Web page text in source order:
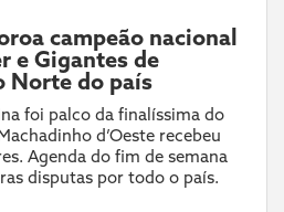
campeão nacional
e Gigantes de
Norte do país
foi palco da finalíssima do
d’Oeste recebeu
Agenda do fim de semana
disputas por todo o país.